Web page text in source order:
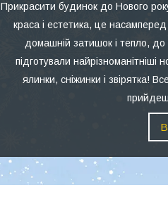
Прикрасити будинок до Нового
краса і естетика, це
домашній затишок і тепло,
підготували найрізноманітніші
ялинки, сніжинки і звірятка!